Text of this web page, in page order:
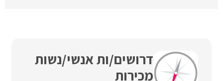
דרושים/ות אנשי/נשות
מכירות